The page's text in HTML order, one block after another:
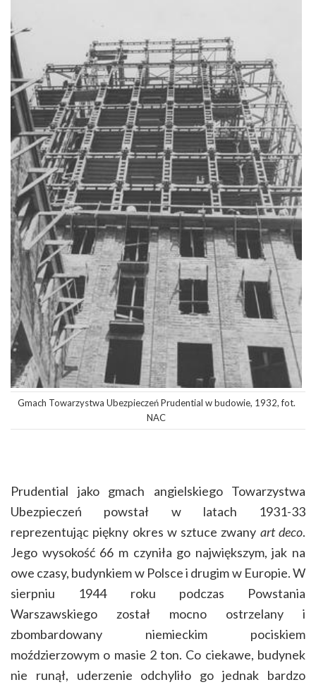
Gmach Towarzystwa Ubezpieczeń Prudential w budowie, 1932, fot.
NAC
Prudential jako gmach angielskiego Towarzystwa
Ubezpieczeń powstał w latach 1931-33
reprezentując piękny okres w sztuce zwany art deco.
Jego wysokość 66 m czyniła go największym, jak na
owe czasy, budynkiem w Polsce i drugim w Europie. W
sierpniu 1944 roku podczas Powstania
Warszawskiego został mocno ostrzelany i
zbombardowany niemieckim pociskiem
moździerzowym o masie 2 ton. Co ciekawe, budynek
nie runął, uderzenie odchyliło go jednak bardzo